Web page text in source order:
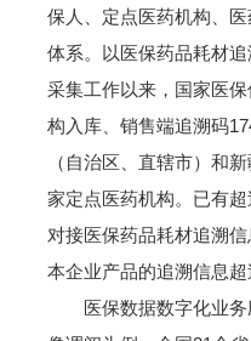
保人、定点医药机构、
体系。以医保药品耗材
采集工作以来，国家医
构入库、销售端追溯码
（自治区、直辖市）和
家定点医药机构。已有
对接医保药品耗材追溯
本企业产品的追溯信息超
医保数据数字化业务